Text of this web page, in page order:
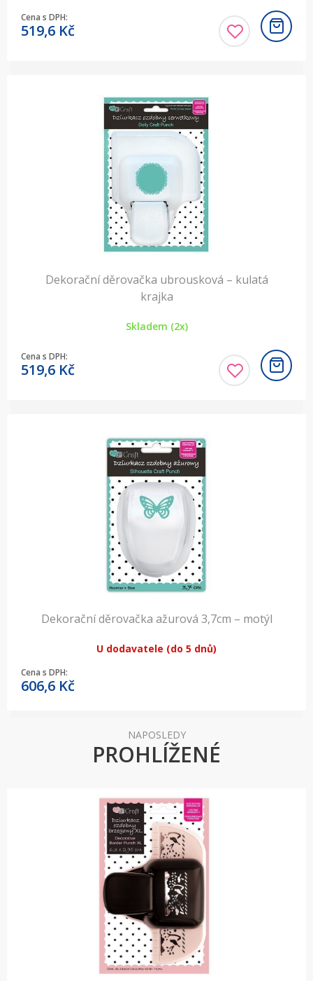
Cena s DPH:
519,6 Kč
Dekorační děrovačka ubrousková – kulatá
krajka
Skladem (2x)
Cena s DPH:
519,6 Kč
Dekorační děrovačka ažurová 3,7cm – motýl
U dodavatele (do 5 dnů)
Cena s DPH:
606,6 Kč
NAPOSLEDY
PROHLÍŽENÉ